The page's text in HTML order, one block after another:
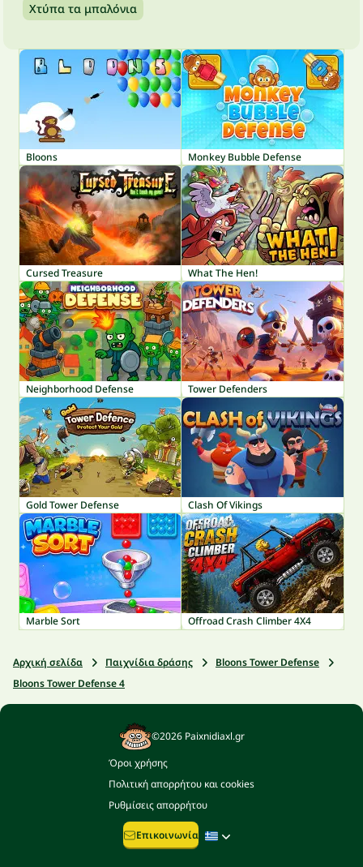
Χτύπα τα μπαλόνια
Bloons Monkey Bubble Defense
Cursed Treasure What The Hen!
Neighborhood Defense Tower Defenders
Gold Tower Defense Clash Of Vikings
Marble Sort Offroad Crash Climber 4X4
Αρχική σελίδα Παιχνίδια δράσης
Bloons Tower Defense
Bloons Tower Defense 4
©2026 Paixnidiaxl.gr
Όροι χρήσης
Πολιτική απορρήτου και cookies
Ρυθμίσεις απορρήτου
Επικοινωνία